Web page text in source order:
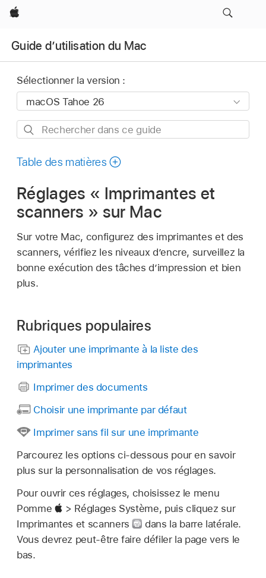
Apple
Guide d’utilisation du Mac
Sélectionner la version :
Rechercher
ce
Table des matières
Réglages « Imprimantes et
scanners » sur Mac
Sur votre Mac, configurez des imprimantes et des
scanners, vérifiez les niveaux d’encre, surveillez la
bonne exécution des tâches d’impression et bien
plus.
Rubriques populaires
Ajouter une imprimante à la liste des
imprimantes
Imprimer des documents
Choisir une imprimante par défaut
Imprimer sans fil sur une imprimante
Parcourez les options ci-dessous pour en savoir
plus sur la personnalisation de vos réglages.
Pour ouvrir ces réglages, choisissez le menu
Pomme
> Réglages Système, puis cliquez sur
Imprimantes et scanners
dans la barre latérale.
Vous devrez peut-être faire défiler la page vers le
bas.